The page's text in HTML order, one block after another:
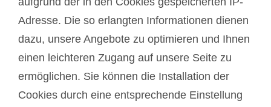
Adresse. Die so erlangten Informationen dienen
dazu, unsere Angebote zu optimieren und Ihnen
einen leichteren Zugang auf unsere Seite zu
ermöglichen. Sie können die Installation der
Cookies durch eine entsprechende Einstellung